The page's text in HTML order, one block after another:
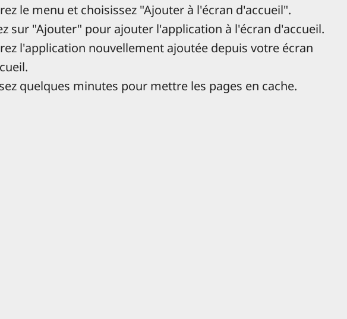
le menu et choisissez "Ajouter à l'écran d'accueil".
sur "Ajouter" pour ajouter l'application à l'écran d'accueil.
l'application nouvellement ajoutée depuis votre écran
quelques minutes pour mettre les pages en cache.